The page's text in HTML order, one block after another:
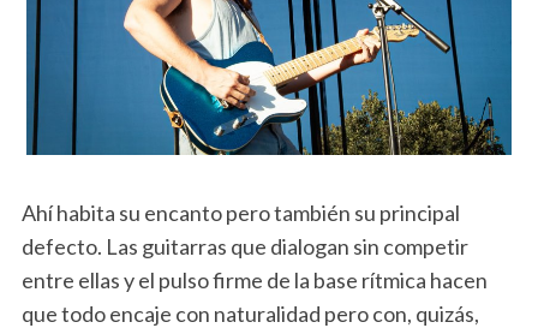
Ahí habita su encanto pero también su principal
defecto. Las guitarras que dialogan sin competir
entre ellas y el pulso firme de la base rítmica hacen
que todo encaje con naturalidad pero con, quizás,